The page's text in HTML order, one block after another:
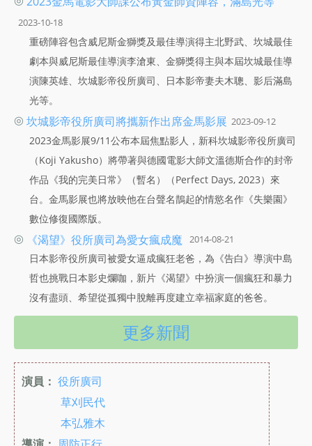
2023-10-18
重磅陣容包含威尼斯金獅獎及最佳導演得主北野武、坎城最佳
劇本與威尼斯最佳導演李滄東、金獅獎得主與本屆坎城最佳導
演陳英雄、坎城影帝役所廣司、日本影帝妻夫木聰、影后滿島
光等。
◎ 坎城影帝役所廣司將攜新作出席金馬影展 2023-09-12
2023金馬影展9/11公布本屆焦點影人，新科坎城影帝役所廣司
（Koji Yakusho）將帶著與德國電影大師文溫德斯合作的封帝
作品《我的完美日常》（暫名）（Perfect Days, 2023）來
台。金馬影展也將放映他在台聲名鵲起的情慾名作《失樂園》
數位修復國際版。
◎ 《渴望》役所廣司為愛女瘋成魔 2014-08-21
日本影帝役所廣司被愛女逼成瘋狂老爸，為《告白》導演中島
哲也挑戰日本影史爛咖，新片《渴望》中扮演一個瘋狂和暴力
沒有盡頭、希望從孤獨中脫離再度建立幸福家庭的爸爸。
更多新聞
演員： 役所廣司
草刈民代
本弘雅木